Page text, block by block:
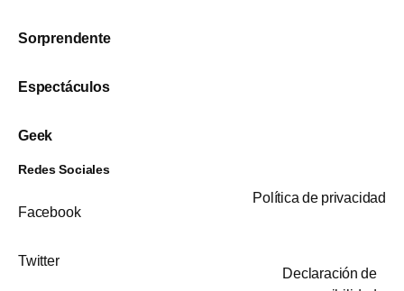
Sorprendente
Espectáculos
Geek
Redes Sociales
Facebook
Twitter
Política de privacidad
Declaración de